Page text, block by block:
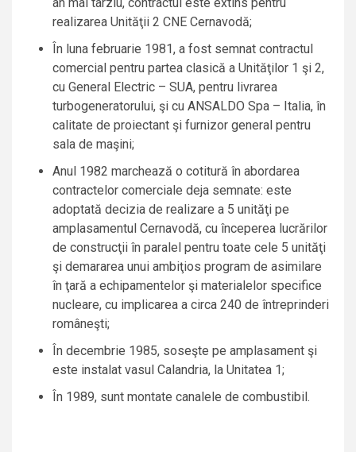
an mai târziu, contractul este extins pentru
realizarea Unităţii 2 CNE Cernavodă;
În luna februarie 1981, a fost semnat contractul
comercial pentru partea clasică a Unităţilor 1 şi 2,
cu General Electric – SUA, pentru livrarea
turbogeneratorului, şi cu ANSALDO Spa – Italia, în
calitate de proiectant şi furnizor general pentru
sala de maşini;
Anul 1982 marchează o cotitură în abordarea
contractelor comerciale deja semnate: este
adoptată decizia de realizare a 5 unităţi pe
amplasamentul Cernavodă, cu începerea lucrărilor
de construcţii în paralel pentru toate cele 5 unităţi
şi demararea unui ambiţios program de asimilare
în ţară a echipamentelor şi materialelor specifice
nucleare, cu implicarea a circa 240 de întreprinderi
româneşti;
În decembrie 1985, soseşte pe amplasament şi
este instalat vasul Calandria, la Unitatea 1;
În 1989, sunt montate canalele de combustibil.